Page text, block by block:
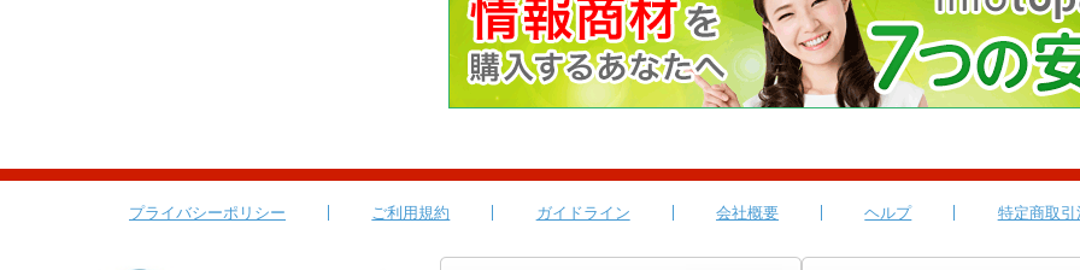
プライバシーポリシー ご利用規約 ガイドライン 会社概要 ヘルプ 特定商取